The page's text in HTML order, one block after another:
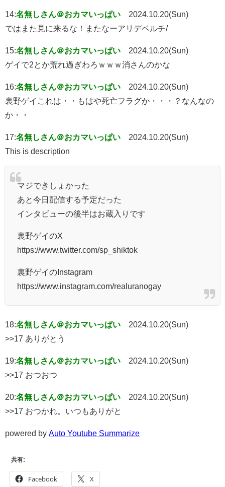
14:名無しさん＠おカマいっぱい
2024.10.20(Sun)
ではまた見に来るな！またなーアリデベルチ/
15:名無しさん＠おカマいっぱい
2024.10.20(Sun)
ゲイで2とか荒れ過ぎわろｗｗｗ消さんのかな
16:名無しさん＠おカマいっぱい
2024.10.20(Sun)
裏野ゲイこれは・・もはや死亡フラグか・・・？なんなの
か・・
17:名無しさん＠おカマいっぱい
2024.10.20(Sun)
This is description
マジできしょかった
あと今日配信する予定だった
インタビューの後半はお蔵入りです
裏野ゲイのX
https://www.twitter.com/sp_shiktok
裏野ゲイのInstagram
https://www.instagram.com/realuranogay
18:名無しさん＠おカマいっぱい
2024.10.20(Sun)
>>17 ありがとう
19:名無しさん＠おカマいっぱい
2024.10.20(Sun)
>>17 おつおつ
20:名無しさん＠おカマいっぱい
2024.10.20(Sun)
>>17 おつかれ。いつもありがと
powered by Auto Youtube Summarize
共有:
Facebook X